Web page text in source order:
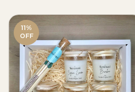
11%
OFF